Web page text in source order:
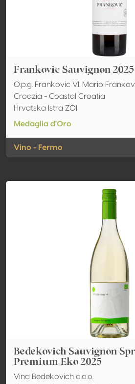
Frankovic Sauvignon 2025
O.p.g. Frankovic Vl. Mario
Croazia - Coastal Croatia
Hrvatska Istra ZOI
Medaglia d'Oro
Vino - Fermo
Bedekovich Sauvignon
Premium Eko 2025
Vina Bedekovich d.o.o.